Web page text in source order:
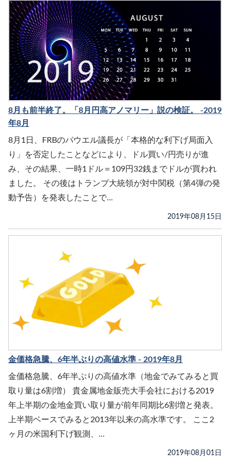
8月も前半終了。「8月円高アノマリー」説の検証。 -2019
年8月
8月1日、FRBのパウエル議長が「本格的な利下げ局面入
り」を否定したことなどにより、ドル買い/円売りが進
み、その結果、一時1ドル＝109円32銭までドルが買われ
ました。 その後はトランプ大統領が対中関税（第4弾の発
動予告）を発表したことで...
2019年08月15日
金価格急騰、6年半ぶりの高値水準 - 2019年8月
金価格急騰、6年半ぶりの高値水準（地金でみてみると買
取り量は6割増） 貴金属地金販売大手会社における2019
年上半期の金地金買い取り量が前年同期比6割増と発表。
上半期ベースでみると2013年以来の高水準です。 ここ2
ヶ月の米国利下げ観測、...
2019年08月01日